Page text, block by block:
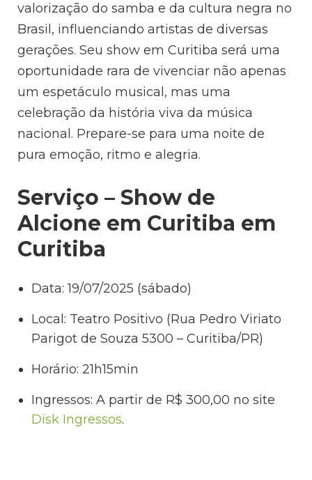
valorização do samba e da cultura negra no
Brasil, influenciando artistas de diversas
gerações. Seu show em Curitiba será uma
oportunidade rara de vivenciar não apenas
um espetáculo musical, mas uma
celebração da história viva da música
nacional. Prepare-se para uma noite de
pura emoção, ritmo e alegria.
Serviço – Show de
Alcione em Curitiba em
Curitiba
Data: 19/07/2025 (sábado)
Local: Teatro Positivo (Rua Pedro Viriato
Parigot de Souza 5300 – Curitiba/PR)
Horário: 21h15min
Ingressos: A partir de R$ 300,00 no site
Disk Ingressos.